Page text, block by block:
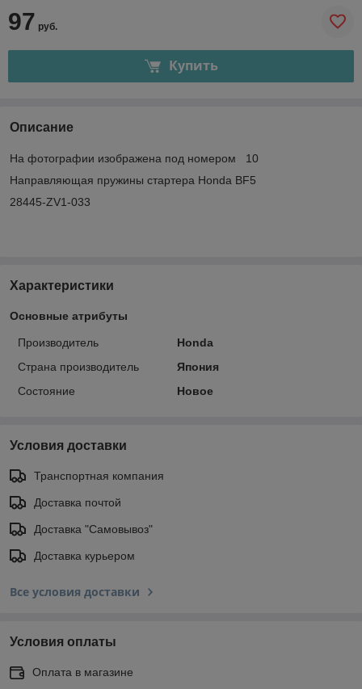
97 руб.
Купить
Описание
На фотографии изображена под номером 10
Направляющая пружины стартера Honda BF5
28445-ZV1-033
Характеристики
Основные атрибуты
Производитель
Honda
Страна производитель
Япония
Состояние
Новое
Условия доставки
Транспортная компания
Доставка почтой
Доставка "Самовывоз"
Доставка курьером
Все условия доставки
Условия оплаты
Оплата в магазине